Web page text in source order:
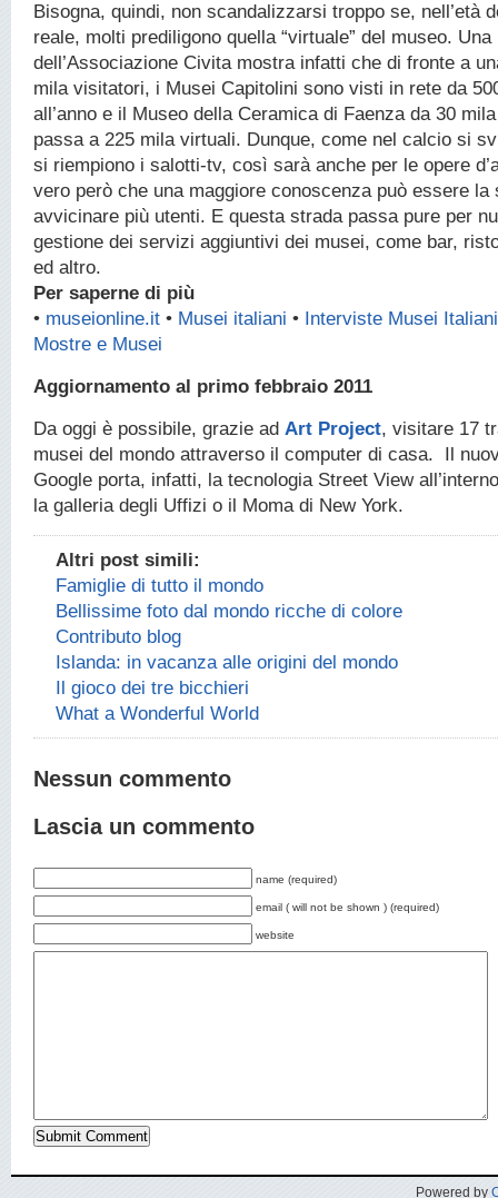
Bisogna, quindi, non scandalizzarsi troppo se, nell’età
reale, molti prediligono quella “virtuale” del museo.
dell’Associazione Civita mostra infatti che di fronte a
mila visitatori, i Musei Capitolini sono visti in rete da
all’anno e il Museo della Ceramica di Faenza da 30
passa a 225 mila virtuali. Dunque, come nel calcio si
si riempiono i salotti-tv, così sarà anche per le opere
vero però che una maggiore conoscenza può essere la
avvicinare più utenti. E questa strada passa pure per
gestione dei servizi aggiuntivi dei musei, come bar,
ed altro.
Per saperne di più
• museionline.it • Musei italiani • Interviste Musei Italiani
Mostre e Musei
Aggiornamento al primo febbraio 2011
Da oggi è possibile, grazie ad Art Project, visitare 17
musei del mondo attraverso il computer di casa. Il
Google porta, infatti, la tecnologia Street View
la galleria degli Uffizi o il Moma di New York.
Altri post simili:
Famiglie di tutto il mondo
Bellissime foto dal mondo ricche di colore
Contributo blog
Islanda: in vacanza alle origini del mondo
Il gioco dei tre bicchieri
What a Wonderful World
Nessun commento
Lascia un commento
name (required)
email ( will not be shown ) (required)
website
Powered by